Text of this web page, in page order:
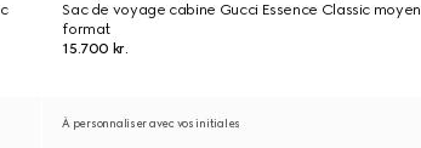
Sac de voyage cabine Gucci Essence Classic moyen
format
15.700 kr.
À personnaliser avec vos initiales